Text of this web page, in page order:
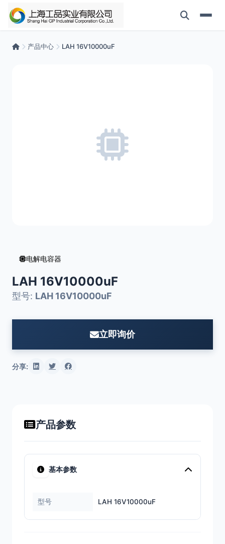
产品中心 LAH 16V10000uF
电解电容器
LAH 16V10000uF
型号: LAH 16V10000uF
立即询价
分享:
产品参数
基本参数
型号 LAH 16V10000uF